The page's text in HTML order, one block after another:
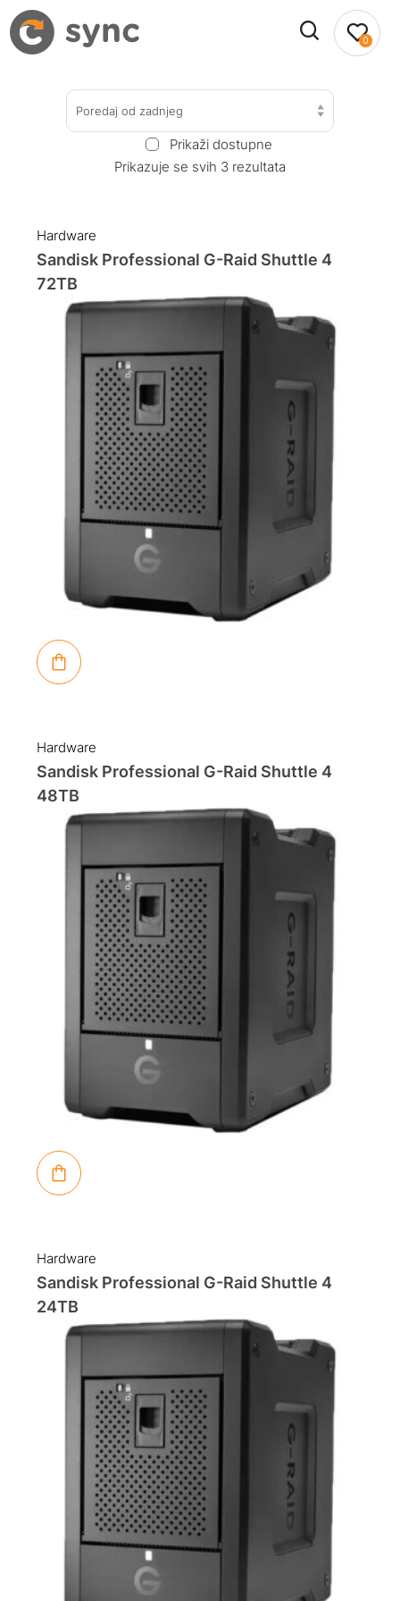
0
Poredaj od zadnjeg
Prikaži dostupne
Prikazuje se svih 3 rezultata
Hardware
Sandisk Professional G-Raid Shuttle 4
72TB
Hardware
Sandisk Professional G-Raid Shuttle 4
48TB
Hardware
Sandisk Professional G-Raid Shuttle 4
24TB